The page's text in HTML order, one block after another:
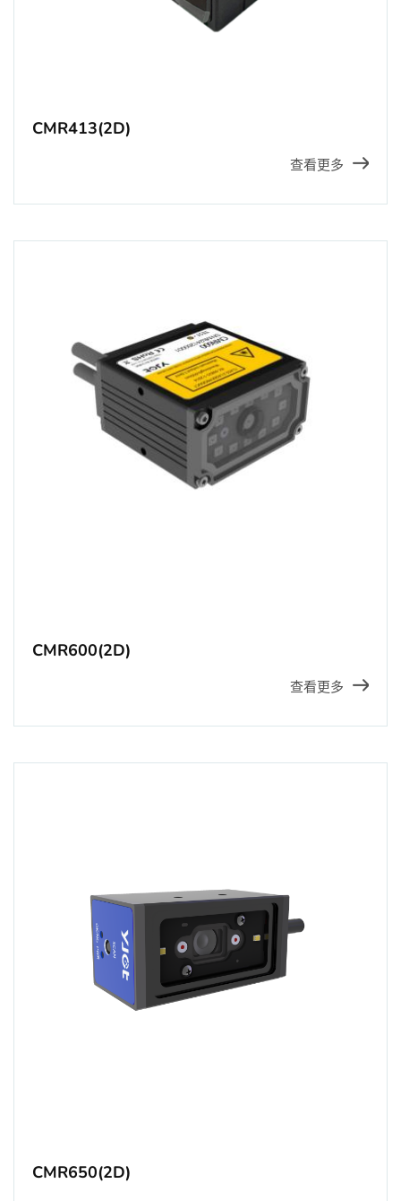
CMR413(2D)
查看更多
CMR600(2D)
查看更多
CMR650(2D)